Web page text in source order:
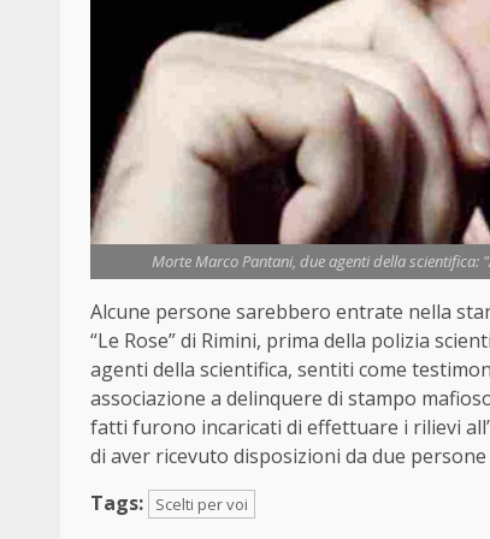
Morte Marco Pantani, due agenti della
Alcune persone sarebbero entrate nella
“Le Rose” di Rimini, prima della polizia
agenti della scientifica, sentiti come
associazione a delinquere di stampo
fatti furono incaricati di effettuare i rilievi
di aver ricevuto disposizioni da due
Tags:
Scelti per voi